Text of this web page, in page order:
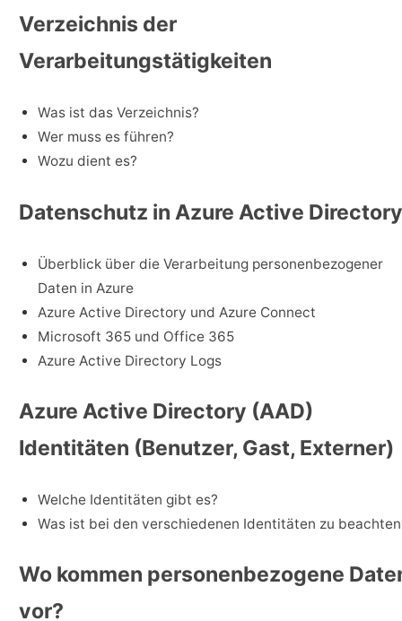
Verzeichnis der
Verarbeitungstätigkeiten
Was ist das Verzeichnis?
Wer muss es führen?
Wozu dient es?
Datenschutz in Azure Active Directory
Überblick über die Verarbeitung personenbezogener
Daten in Azure
Azure Active Directory und Azure Connect
Microsoft 365 und Office 365
Azure Active Directory Logs
Azure Active Directory (AAD)
Identitäten (Benutzer, Gast, Externer)
Welche Identitäten gibt es?
Was ist bei den verschiedenen Identitäten zu
Wo kommen personenbezogene
vor?